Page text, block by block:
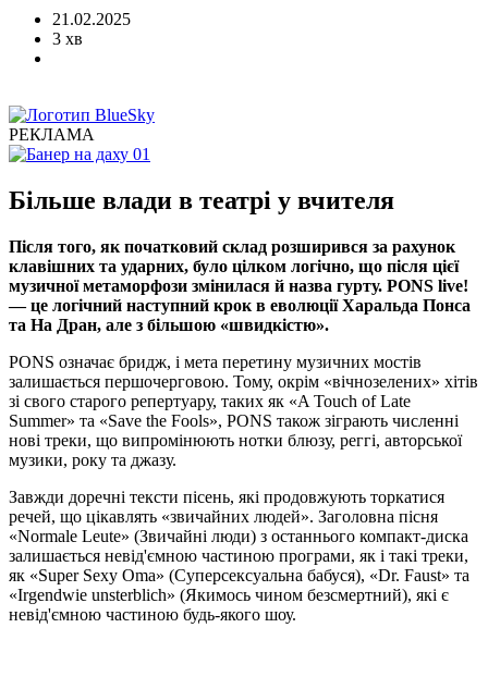
21.02.2025
3 хв
РЕКЛАМА
Більше влади в театрі у вчителя
Після того, як початковий склад розширився за рахунок
клавішних та ударних, було цілком логічно, що після цієї
музичної метаморфози змінилася й назва гурту. PONS live!
— це логічний наступний крок в еволюції Харальда Понса
та На Дран, але з більшою «швидкістю».
PONS означає бридж, і мета перетину музичних мостів
залишається першочерговою. Тому, окрім «вічнозелених» хітів
зі свого старого репертуару, таких як «A Touch of Late
Summer» та «Save the Fools», PONS також зіграють численні
нові треки, що випромінюють нотки блюзу, реггі, авторської
музики, року та джазу.
Завжди доречні тексти пісень, які продовжують торкатися
речей, що цікавлять «звичайних людей». Заголовна пісня
«Normale Leute» (Звичайні люди) з останнього компакт-диска
залишається невід'ємною частиною програми, як і такі треки,
як «Super Sexy Oma» (Суперсексуальна бабуся), «Dr. Faust» та
«Irgendwie unsterblich» (Якимось чином безсмертний), які є
невід'ємною частиною будь-якого шоу.